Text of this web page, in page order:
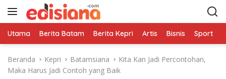
Utama Berita Batam Berita Kepri Artis Bisnis Sport
Beranda Kepri Batamsiana
Kita Kan Jadi Percontohan,
Maka Harus Jadi Contoh yang Baik